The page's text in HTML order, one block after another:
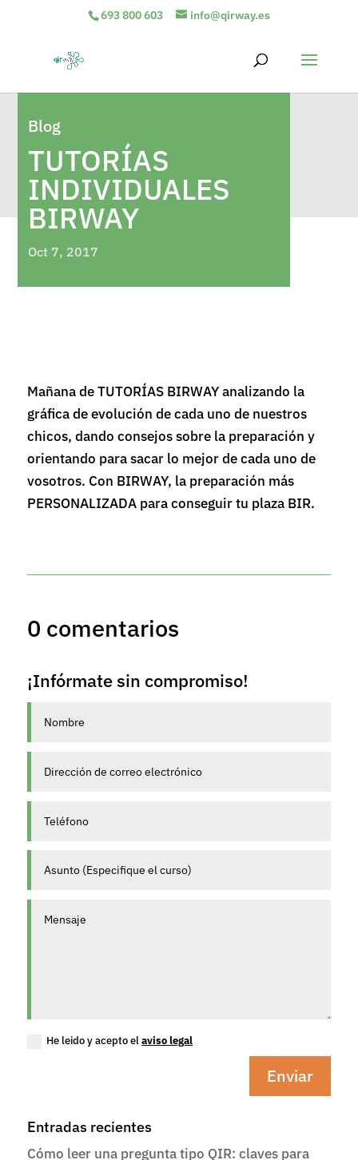
693 800 603 info@qirway.es
Blog
TUTORÍAS
INDIVIDUALES
BIRWAY
Oct 7, 2017
Mañana de TUTORÍAS BIRWAY analizando la
gráfica de evolución de cada uno de nuestros
chicos, dando consejos sobre la preparación y
orientando para sacar lo mejor de cada uno de
vosotros. Con BIRWAY, la preparación más
PERSONALIZADA para conseguir tu plaza BIR.
0 comentarios
¡Infórmate sin compromiso!
He leido y acepto elaviso legal
Enviar
Entradas recientes
Cómo leer una pregunta tipo QIR: claves para